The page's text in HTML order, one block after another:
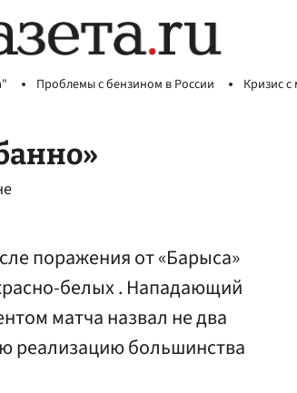
Проблемы с бензином в России Кризис
поражения от «Барыса»
белых . Нападающий
матча назвал не два
реализацию большинства